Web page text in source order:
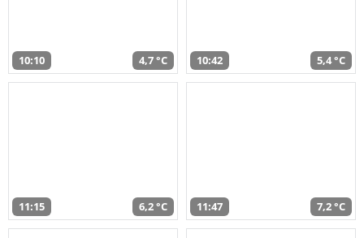
10:10 4,7 °C 10:42 5,4 °C
11:15 6,2 °C 11:47 7,2 °C